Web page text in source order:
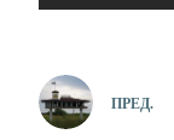
ПРЕД.